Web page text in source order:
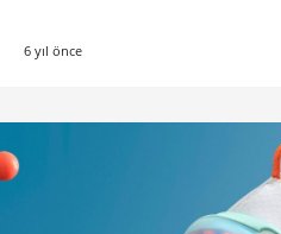
6 yıl önce